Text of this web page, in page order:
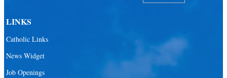
LINKS
Catholic Links
News Widget
Job Openings